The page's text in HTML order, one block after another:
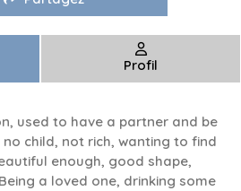
Profil
used to have a partner and be
child, not rich, wanting to find
enough, good shape,
a loved one, drinking some